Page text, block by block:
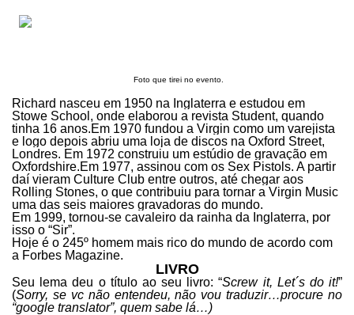
Foto que tirei no evento.
Richard nasceu em 1950 na Inglaterra e estudou em
Stowe School, onde elaborou a revista Student, quando
tinha 16 anos.Em 1970 fundou a Virgin como um varejista
e logo depois abriu uma loja de discos na Oxford Street,
Londres. Em 1972 construiu um estúdio de gravação em
Oxfordshire.Em 1977, assinou com os Sex Pistols. A partir
daí vieram Culture Club entre outros, até chegar aos
Rolling Stones, o que contribuiu para tornar a Virgin Music
uma das seis maiores gravadoras do mundo.
Em 1999, tornou-se cavaleiro da rainha da Inglaterra, por
isso o “Sir”.
Hoje é o 245º homem mais rico do mundo de acordo com
a Forbes Magazine.
LIVRO
Seu lema deu o título ao seu livro: “Screw it, Let´s do it!”
(Sorry, se vc não entendeu, não vou traduzir…procure no
“google translator”, quem sabe lá…)